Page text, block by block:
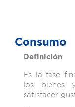
Consumo
Definición
Es la fase
los bienes
satisfacer